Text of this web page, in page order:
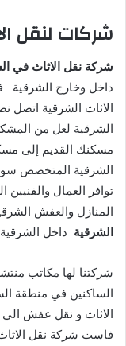
شركات لنقل
شركة نقل الاثاث في
داخل وخارج الشرقية
الاثاث الشرقية
الشرقية لعل من
مسكنك القديم إلى
الشرقية المتخصص
توافر العمال
المنازل والعفش
الشرقية داخل
شركتنا لها مكاتب
الساكنين في منطقة
الاثاث و نقل عفش الي
فاست شركة نقل